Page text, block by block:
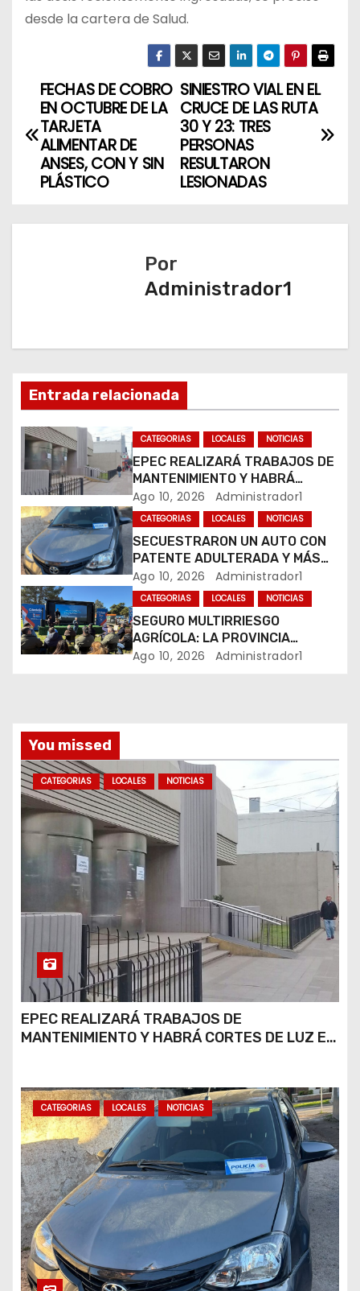
desde la cartera de Salud.
N
a
g
n
d
e
e
n
t
r
a
s
SINIESTRO VIAL EN EL
CRUCE DE LAS RUTA
30 Y 23: TRES
PERSONAS
RESULTARON
LESIONADAS
FECHAS DE COBRO
EN OCTUBRE DE LA
TARJETA
ALIMENTAR DE
ANSES, CON Y SIN
PLÁSTICO
Por
Administrador1
Entrada relacionada
CATEGORIAS LOCALES NOTICIAS
EPEC REALIZARÁ TRABAJOS DE
MANTENIMIENTO Y HABRÁ
CORTES DE LUZ EN DISTINTOS
SECTORES DE RÍO CUARTO
Ago 10, 2026 Administrador1
CATEGORIAS LOCALES NOTICIAS
SECUESTRARON UN AUTO CON
PATENTE ADULTERADA Y MÁS
DE 20 MOTOS DURANTE LOS
OPERATIVOS DEL FIN DE
SEMANA
Ago 10, 2026 Administrador1
CATEGORIAS LOCALES NOTICIAS
SEGURO MULTIRRIESGO
AGRÍCOLA: LA PROVINCIA
ENTREGÓ INDEMNIZACIONES A
Ago 10, 2026 Administrador1
You missed
CATEGORIAS LOCALES NOTICIAS
EPEC REALIZARÁ TRABAJOS DE
MANTENIMIENTO Y HABRÁ CORTES DE LUZ EN
CATEGORIAS LOCALES NOTICIAS